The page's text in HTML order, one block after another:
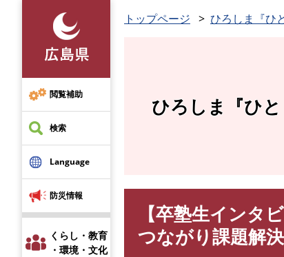
先
頭
で
す
閲覧補助
検索
Language
防災情報
くらし・教育
・環境・文化
トップページ ひろしま『ひ
ひろしま『ひ
【卒塾生インタ
つながり課題解